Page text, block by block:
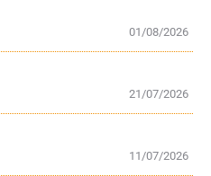
01/08/2026
21/07/2026
11/07/2026